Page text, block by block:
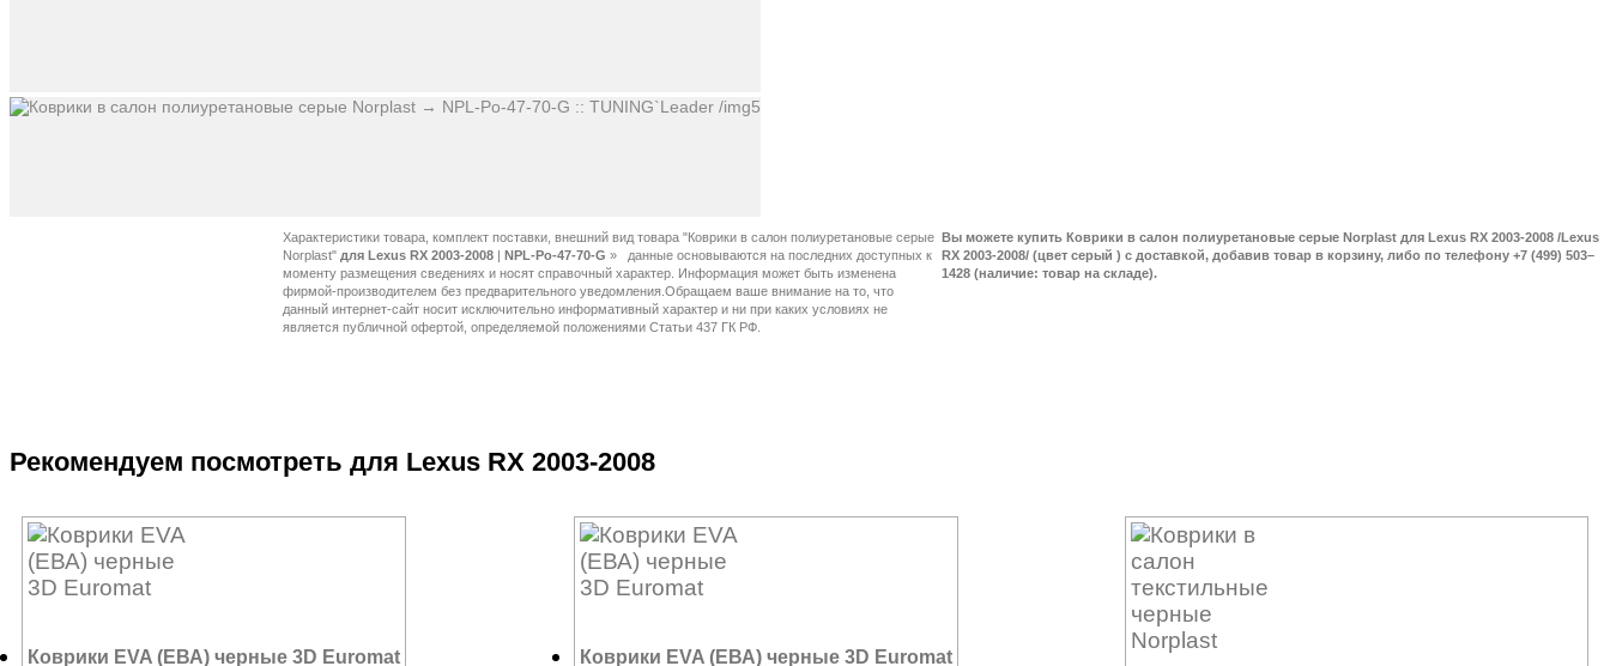
Вы можете купить Коврики в салон полиуретановые серые Norplast для Lexus RX 2003-2008 /Lexus
RX 2003-2008/ (цвет серый ) с доставкой, добавив товар в корзину, либо по телефону +7 (499) 503–
1428 (наличие: товар на складе).
Характеристики товара, комплект поставки, внешний вид товара "Коврики в салон полиуретановые серые
Norplast" для Lexus RX 2003-2008 | NPL-Po-47-70-G »
Рекомендуем посмотреть для Lexus RX 2003-2008
Коврики EVA (ЕВА) черные 3D Euromat Коврики EVA (ЕВА) черные 3D Euromat